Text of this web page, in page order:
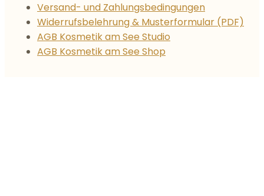
Versand- und Zahlungsbedingungen
Widerrufsbelehrung & Musterformular (PDF)
AGB Kosmetik am See Studio
AGB Kosmetik am See Shop